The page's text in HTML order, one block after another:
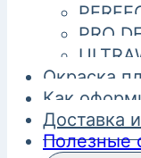
PRO
Окраска
Как
Доставка
Полезные